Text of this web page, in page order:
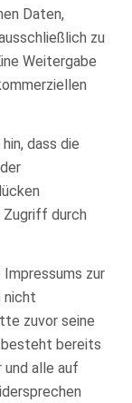
Daten,
zu
Weitergabe
dass die
Zugriff durch
zur
nicht
zuvor seine
bereits
und alle auf